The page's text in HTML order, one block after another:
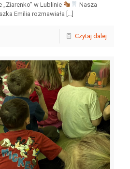
w Lublinie
Nasza
Emilia rozmawiała […]
Czytaj dalej